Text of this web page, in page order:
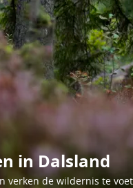
in Dalsland
verken de wildernis te